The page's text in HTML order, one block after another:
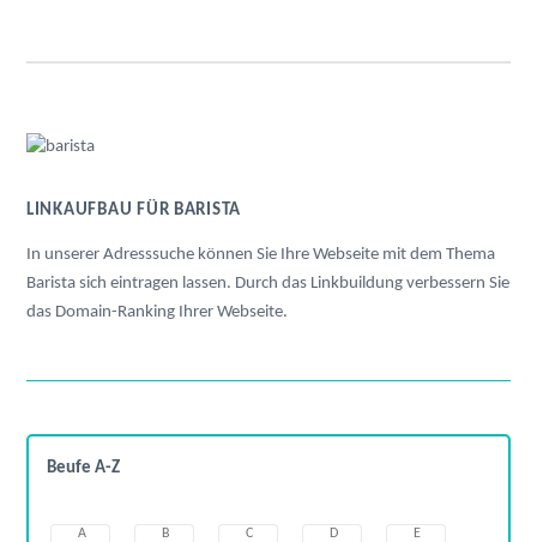
LINKAUFBAU FÜR BARISTA
In unserer Adresssuche können Sie Ihre Webseite mit dem Thema
Barista sich eintragen lassen. Durch das Linkbuildung verbessern Sie
das Domain-Ranking Ihrer Webseite.
Beufe A-Z
A B C D
E